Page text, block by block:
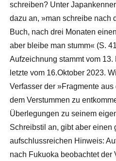
schreiben? Unter
dazu an, »man schreibe nach
Buch, nach drei Monaten
aber bleibe man stumm« (S.
Aufzeichnung stammt vom
letzte vom 16.Oktober 2023.
Verfasser der »Fragmente
dem Verstummen zu
Überlegungen zu seinem
Schreibstil an, gibt aber einen
aufschlussreichen Hinweis:
nach Fukuoka beobachtet der